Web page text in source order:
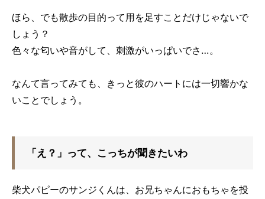
ほら、でも散歩の目的って用を足すことだけじゃないで
しょう？
色々な匂いや音がして、刺激がいっぱいでさ…。
なんて言ってみても、きっと彼のハートには一切響かな
いことでしょう。
「え？」って、こっちが聞きたいわ
柴犬パピーのサンジくんは、お兄ちゃんにおもちゃを投